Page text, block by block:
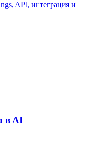
API, интеграция и
в AI